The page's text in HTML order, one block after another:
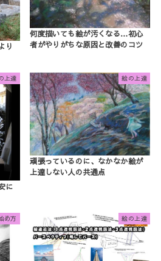
り
何度描いても絵が汚くなる…初心
者がやりがちな原因と改善のコツ
上達
に
絵の上達
頑張っているのに、なかなか絵が
上達しない人の共通点
め方 絵の上達